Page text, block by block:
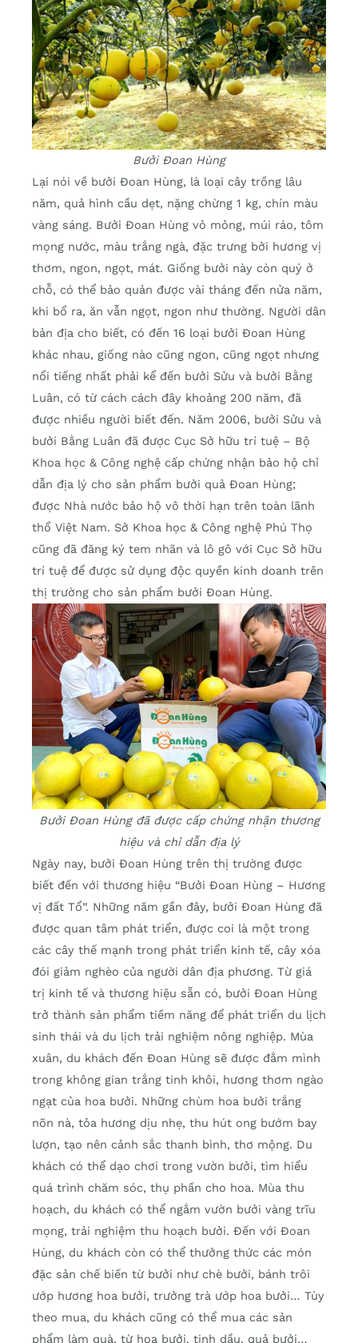
Bưởi Đoan Hùng
Lại nói về bưởi Đoan Hùng, là loại cây trồng lâu
năm, quả hình cầu dẹt, nặng chừng 1 kg, chín màu
vàng sáng. Bưởi Đoan Hùng vỏ mỏng, múi ráo, tôm
mọng nước, màu trắng ngà, đặc trưng bởi hương vị
thơm, ngon, ngọt, mát. Giống bưởi này còn quý ở
chỗ, có thể bảo quản được vài tháng đến nửa năm,
khi bổ ra, ăn vẫn ngọt, ngon như thường. Người dân
bản địa cho biết, có đến 16 loại bưởi Đoan Hùng
khác nhau, giống nào cũng ngon, cũng ngọt nhưng
nổi tiếng nhất phải kể đến bưởi Sửu và bưởi Bằng
Luân, có từ cách cách đây khoảng 200 năm, đã
được nhiều người biết đến. Năm 2006, bưởi Sửu và
bưởi Bằng Luân đã được Cục Sở hữu trí tuệ – Bộ
Khoa học & Công nghệ cấp chứng nhận bảo hộ chỉ
dẫn địa lý cho sản phẩm bưởi quả Đoan Hùng;
được Nhà nước bảo hộ vô thời hạn trên toàn lãnh
thổ Việt Nam. Sở Khoa học & Công nghệ Phú Thọ
cũng đã đăng ký tem nhãn và lô gô với Cục Sở hữu
trí tuệ để được sử dụng độc quyền kinh doanh trên
thị trường cho sản phẩm bưởi Đoan Hùng.
Bưởi Đoan Hùng đã được cấp chứng nhận thương
hiệu và chỉ dẫn địa lý
Ngày nay, bưởi Đoan Hùng trên thị trường được
biết đến với thương hiệu “Bưởi Đoan Hùng – Hương
vị đất Tổ”. Những năm gần đây, bưởi Đoan Hùng đã
được quan tâm phát triển, được coi là một trong
các cây thế mạnh trong phát triển kinh tế, cây xóa
đói giảm nghèo của người dân địa phương. Từ giá
trị kinh tế và thương hiệu sẵn có, bưởi Đoan Hùng
trở thành sản phẩm tiềm năng để phát triển du lịch
sinh thái và du lịch trải nghiệm nông nghiệp. Mùa
xuân, du khách đến Đoan Hùng sẽ được đắm mình
trong không gian trắng tinh khôi, hương thơm ngào
ngạt của hoa bưởi. Những chùm hoa bưởi trắng
nõn nà, tỏa hương dịu nhẹ, thu hút ong bướm bay
lượn, tạo nên cảnh sắc thanh bình, thơ mộng. Du
khách có thể dạo chơi trong vườn bưởi, tìm hiểu
quá trình chăm sóc, thụ phấn cho hoa. Mùa thu
hoạch, du khách có thể ngắm vườn bưởi vàng trĩu
mọng, trải nghiệm thu hoạch bưởi. Đến với Đoan
Hùng, du khách còn có thể thưởng thức các món
đặc sản chế biến từ bưởi như chè bưởi, bánh trôi
ướp hương hoa bưởi, trưởng trà ướp hoa bưởi… Tùy
theo mua, du khách cũng có thể mua các sản
phẩm làm quà, từ hoa bưởi, tinh dầu, quả bưởi…